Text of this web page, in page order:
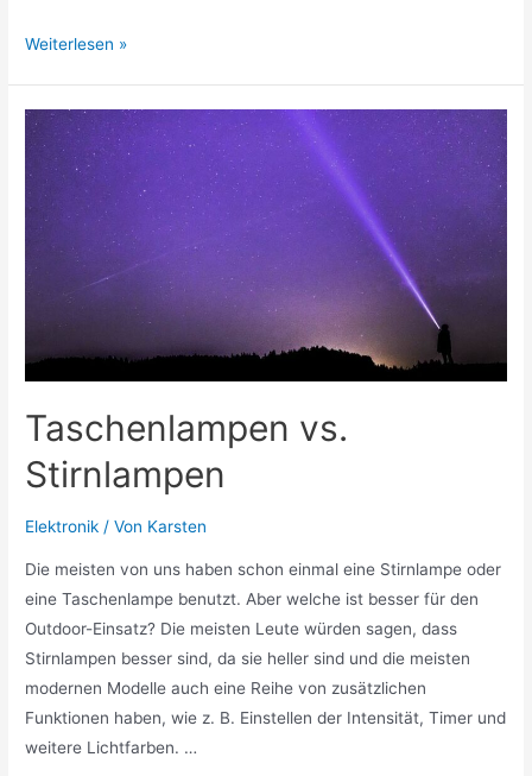
Generalüberholte
Schnäppchenpreis
Weiterlesen »
Taschenlampen vs.
Stirnlampen
Elektronik / Von Karsten
Die meisten von uns haben schon einmal eine Stirnlampe oder
eine Taschenlampe benutzt. Aber welche ist besser für den
Outdoor-Einsatz? Die meisten Leute würden sagen, dass
Stirnlampen besser sind, da sie heller sind und die meisten
modernen Modelle auch eine Reihe von zusätzlichen
Funktionen haben, wie z. B. Einstellen der Intensität, Timer und
weitere Lichtfarben. …